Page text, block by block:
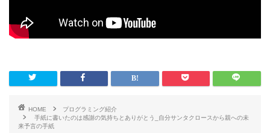
HOME
プログラミング紹介
手紙に書いたのは感謝の気持ちとありがとう_自分サンタクロースから親への未
来予言の手紙